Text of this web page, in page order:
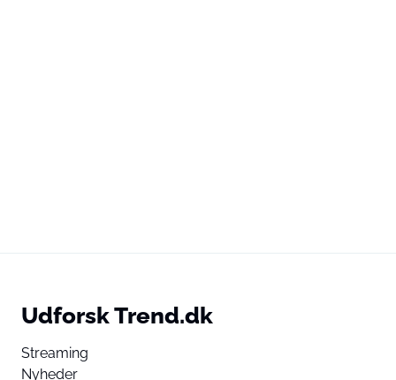
Udforsk Trend.dk
Streaming
Nyheder